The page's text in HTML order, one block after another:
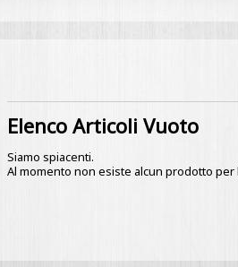
Elenco Articoli Vuoto
Siamo spiacenti.
Al momento non esiste alcun prodotto per